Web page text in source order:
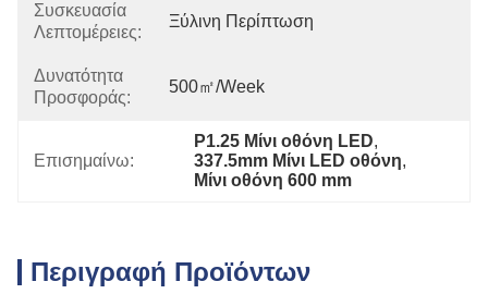
Συσκευασία
Λεπτομέρειες:
Ξύλινη Περίπτωση
Δυνατότητα
Προσφοράς:
500㎡/week
Επισημαίνω:
P1.25 Μίνι οθόνη LED,
337.5mm Μίνι LED οθόνη,
Μίνι οθόνη 600 mm
Περιγραφή Προϊόντων